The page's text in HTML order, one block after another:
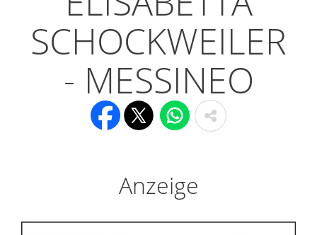
SCHOCKWEILER
- MESSINEO
Anzeige